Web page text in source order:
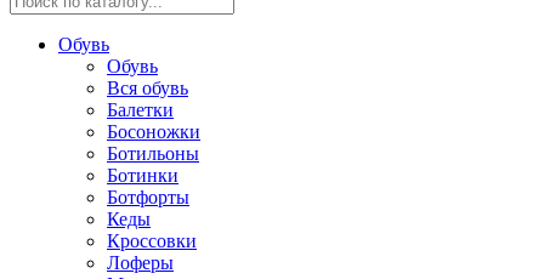
Обувь
Обувь
Вся обувь
Балетки
Босоножки
Ботильоны
Ботинки
Ботфорты
Кеды
Кроссовки
Лоферы